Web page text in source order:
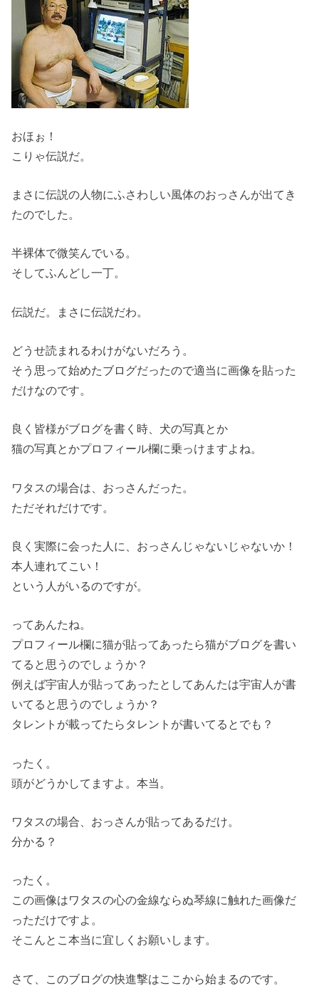
おほぉ！
こりゃ伝説だ。
まさに伝説の人物にふさわしい風体のおっさんが出てき
たのでした。
半裸体で微笑んでいる。
そしてふんどし一丁。
伝説だ。まさに伝説だわ。
どうせ読まれるわけがないだろう。
そう思って始めたブログだったので適当に画像を貼った
だけなのです。
良く皆様がブログを書く時、犬の写真とか
猫の写真とかプロフィール欄に乗っけますよね。
ワタスの場合は、おっさんだった。
ただそれだけです。
良く実際に会った人に、おっさんじゃないじゃないか！
本人連れてこい！
という人がいるのですが。
ってあんたね。
プロフィール欄に猫が貼ってあったら猫がブログを書い
てると思うのでしょうか？
例えば宇宙人が貼ってあったとしてあんたは宇宙人が書
いてると思うのでしょうか？
タレントが載ってたらタレントが書いてるとでも？
ったく。
頭がどうかしてますよ。本当。
ワタスの場合、おっさんが貼ってあるだけ。
分かる？
ったく。
この画像はワタスの心の金線ならぬ琴線に触れた画像だ
っただけですよ。
そこんとこ本当に宜しくお願いします。
さて、このブログの快進撃はここから始まるのです。